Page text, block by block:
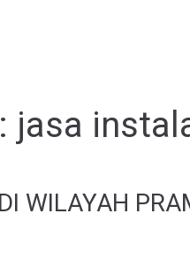
jasa
WILAYAH